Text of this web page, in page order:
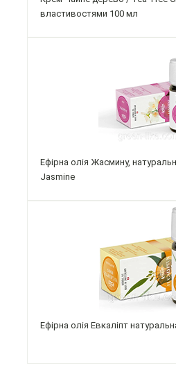
властивостями 100 мл
Ефірна олія Жасмину,
Jasmine
Ефірна олія Евкаліпт